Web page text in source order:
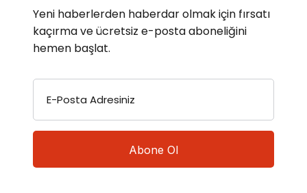
Yeni haberlerden haberdar olmak için fırsatı
kaçırma ve ücretsiz e-posta aboneliğini
hemen başlat.
E-Posta Adresiniz